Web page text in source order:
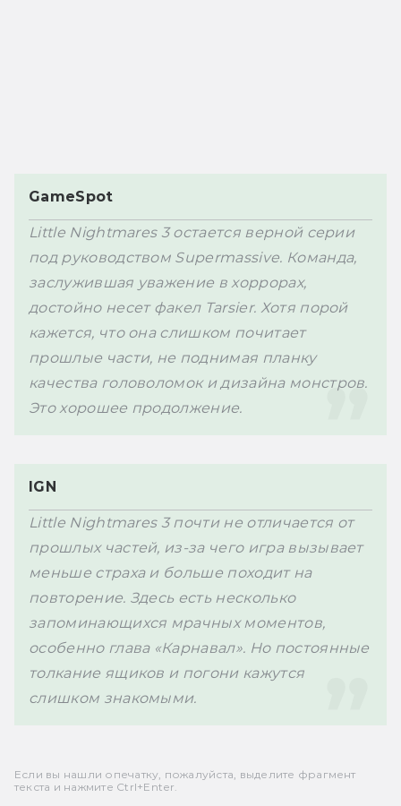
GameSpot
Little Nightmares 3 остается верной серии
под руководством Supermassive. Команда,
заслужившая уважение в хоррорах,
достойно несет факел Tarsier. Хотя порой
кажется, что она слишком почитает
прошлые части, не поднимая планку
качества головоломок и дизайна монстров.
Это хорошее продолжение.
IGN
Little Nightmares 3 почти не отличается от
прошлых частей, из-за чего игра вызывает
меньше страха и больше походит на
повторение. Здесь есть несколько
запоминающихся мрачных моментов,
особенно глава «Карнавал». Но постоянные
толкание ящиков и погони кажутся
слишком знакомыми.
Если вы нашли опечатку, пожалуйста, выделите фрагмент
текста и нажмите Ctrl+Enter.